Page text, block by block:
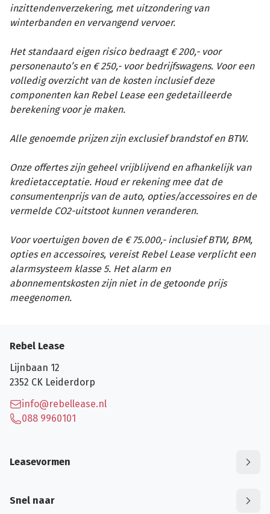
inzittendenverzekering, met uitzondering van
winterbanden en vervangend vervoer.
Het standaard eigen risico bedraagt € 200,- voor
personenauto’s en € 250,- voor bedrijfswagens. Voor een
volledig overzicht van de kosten inclusief deze
componenten kan Rebel Lease een gedetailleerde
berekening voor je maken.
Alle genoemde prijzen zijn exclusief brandstof en BTW.
Onze offertes zijn geheel vrijblijvend en afhankelijk van
kredietacceptatie. Houd er rekening mee dat de
consumentenprijs van de auto, opties/accessoires en de
vermelde CO2-uitstoot kunnen veranderen.
Voor voertuigen boven de € 75.000,- inclusief BTW, BPM,
opties en accessoires, vereist Rebel Lease verplicht een
alarmsysteem klasse 5. Het alarm en
abonnementskosten zijn niet in de getoonde prijs
meegenomen.
Rebel Lease
Lijnbaan 12
2352 CK Leiderdorp
info@rebellease.nl
088 9960101
Leasevormen
Snel naar